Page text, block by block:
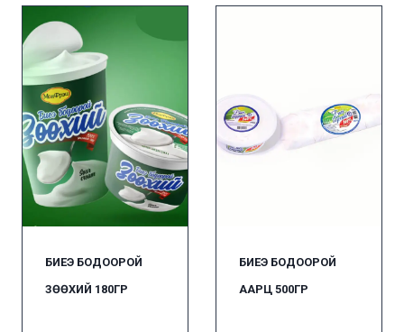
БИЕЭ БОДООРОЙ
ЗӨӨХИЙ 180ГР
БИЕЭ БОДООРОЙ
ААРЦ 500ГР